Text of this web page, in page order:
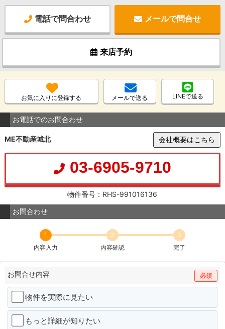
電話で問合わせ メールで問合せ
来店予約
お気に入りに登録する メールで送る LINEで送る
お電話でのお問合わせ
ME不動産城北 会社概要はこちら
03-6905-9710
物件番号：RHS-991016136
お問合わせ
1
内容入力
2
内容確認
3
完了
お問合せ内容 必須
物件を実際に見たい
もっと詳細が知りたい